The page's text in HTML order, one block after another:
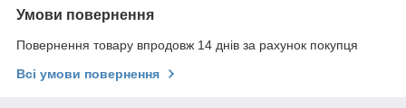
Умови повернення
Повернення товару впродовж 14 днів за рахунок покупця
Всі умови повернення